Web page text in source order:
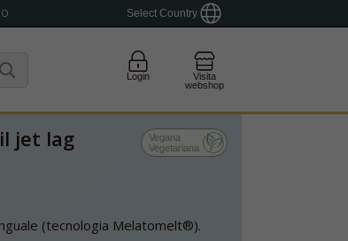
Select Country
Login
Visita
webshop
jet lag
Vegana
Vegetariana
(tecnologia Melatomelt®).